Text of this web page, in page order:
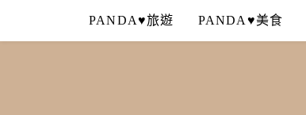
content
PANDA♥旅遊 PANDA♥美食